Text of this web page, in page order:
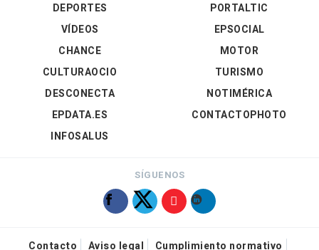
DEPORTES
VÍDEOS
PORTALTIC
EPSOCIAL
CHANCE
CULTURAOCIO
DESCONECTA
EPDATA.ES
INFOSALUS
MOTOR
TURISMO
NOTIMÉRICA
CONTACTOPHOTO
SÍGUENOS
Contacto Aviso legal Cumplimiento normativo